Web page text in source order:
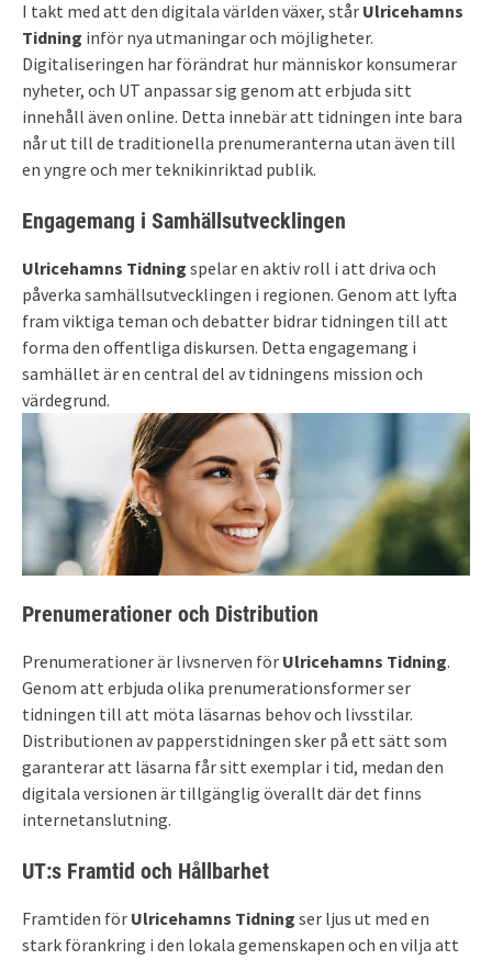
I takt med att den digitala världen växer, står Ulricehamns
Tidning inför nya utmaningar och möjligheter.
Digitaliseringen har förändrat hur människor konsumerar
nyheter, och UT anpassar sig genom att erbjuda sitt
innehåll även online. Detta innebär att tidningen inte bara
når ut till de traditionella prenumeranterna utan även till
en yngre och mer teknikinriktad publik.
Engagemang i Samhällsutvecklingen
Ulricehamns Tidning spelar en aktiv roll i att driva och
påverka samhällsutvecklingen i regionen. Genom att lyfta
fram viktiga teman och debatter bidrar tidningen till att
forma den offentliga diskursen. Detta engagemang i
samhället är en central del av tidningens mission och
värdegrund.
Prenumerationer och Distribution
Prenumerationer är livsnerven för Ulricehamns Tidning.
Genom att erbjuda olika prenumerationsformer ser
tidningen till att möta läsarnas behov och livsstilar.
Distributionen av papperstidningen sker på ett sätt som
garanterar att läsarna får sitt exemplar i tid, medan den
digitala versionen är tillgänglig överallt där det finns
internetanslutning.
UT:s Framtid och Hållbarhet
Framtiden för Ulricehamns Tidning ser ljus ut med en
stark förankring i den lokala gemenskapen och en vilja att